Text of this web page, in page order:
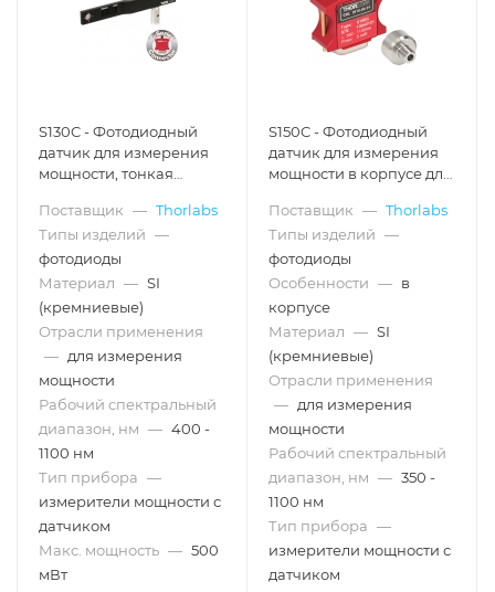
S130C - Фотодиодный
датчик для измерения
мощности, тонкая
кремний, рабочий
спектральный
диапазон: 400 - 1100 нм,
макс. мощность: 500 мВт,
Thorlabs
Поставщик — Thorlabs
Типы изделий —
фотодиоды
Материал — SI
(кремниевые)
Отрасли применения
— для измерения
мощности
Рабочий спектральный
диапазон, нм — 400 -
1100 нм
Тип прибора —
измерители мощности с
датчиком
Макс. мощность — 500
мВт
S150C - Фотодиодный
датчик для измерения
мощности в корпусе для
оптоволокном, кремний,
рабочий спектральный
диапазон: 350 - 1100 нм,
макс. мощность: 5 мВт,
Поставщик — Thorlabs
Типы изделий —
фотодиоды
Особенности — в
корпусе
Материал — SI
(кремниевые)
Отрасли применения
— для измерения
мощности
Рабочий спектральный
диапазон, нм — 350 -
1100 нм
Тип прибора —
измерители мощности с
датчиком